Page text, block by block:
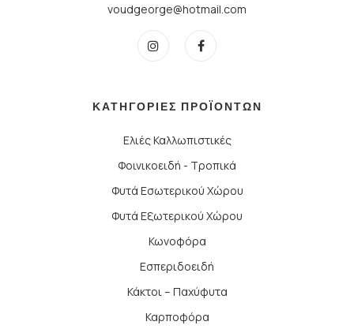
voudgeorge@hotmail.com
ΚΑΤΗΓΟΡΙΕΣ ΠΡΟΪΟΝΤΩΝ
Ελιές Καλλωπιστικές
Φοινικοειδή - Τροπικά
Φυτά Εσωτερικού Χώρου
Φυτά Εξωτερικού Χώρου
Κωνοφόρα
Εσπεριδοειδή
Κάκτοι – Παχύφυτα
Καρποφόρα